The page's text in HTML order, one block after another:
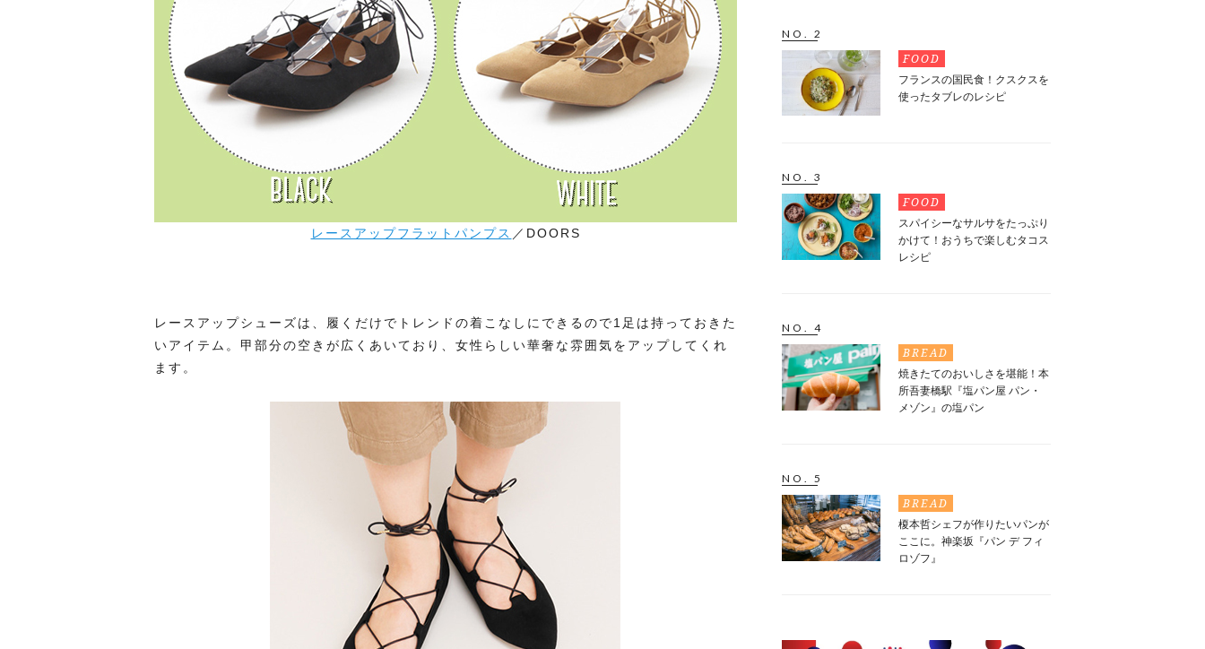
レースアップフラットパンプス ／DOORS
レースアップシューズは、履くだけでトレンドの着こなしにできるので1足は持っておきた
いアイテム。甲部分の空きが広くあいており、女性らしい華奢な雰囲気をアップしてくれ
ます。
NO. 2
FOOD
フランスの国民食！クスクスを
使ったタブレのレシピ
NO. 3
FOOD
スパイシーなサルサをたっぷり
かけて！おうちで楽しむタコス
レシピ
NO. 4
BREAD
焼きたてのおいしさを堪能！本
所吾妻橋駅『塩パン屋 パン・
メゾン』の塩パン
NO. 5
BREAD
榎本哲シェフが作りたいパンが
ここに。神楽坂『パン デ フィ
ロゾフ』